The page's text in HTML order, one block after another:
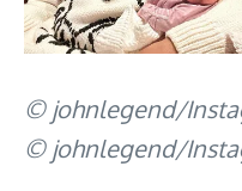
© johnlegend/
© johnlegend/